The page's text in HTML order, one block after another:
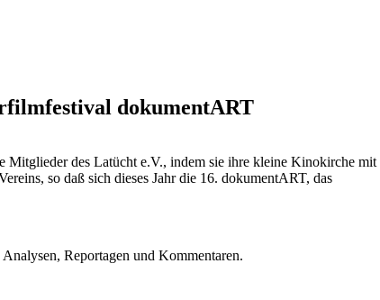
dokumentART
Mitglieder des Latücht e.V., indem sie ihre kleine Kinokirche mit
so daß sich dieses Jahr die 16. dokumentART, das
Reportagen und Kommentaren.